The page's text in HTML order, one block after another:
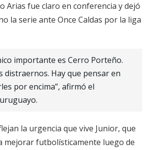
Arias fue claro en conferencia y dejó
la serie ante Once Caldas por la liga
importante es Cerro Porteño.
distraernos. Hay que pensar en
por encima”, afirmó el
la urgencia que vive Junior, que
mejorar futbolísticamente luego de